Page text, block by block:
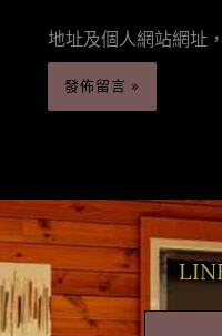
*址
地址及個人網站網址